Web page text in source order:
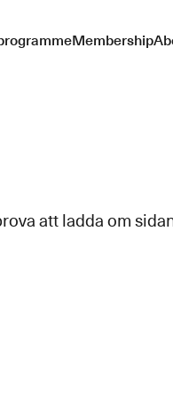
Membership
att ladda om